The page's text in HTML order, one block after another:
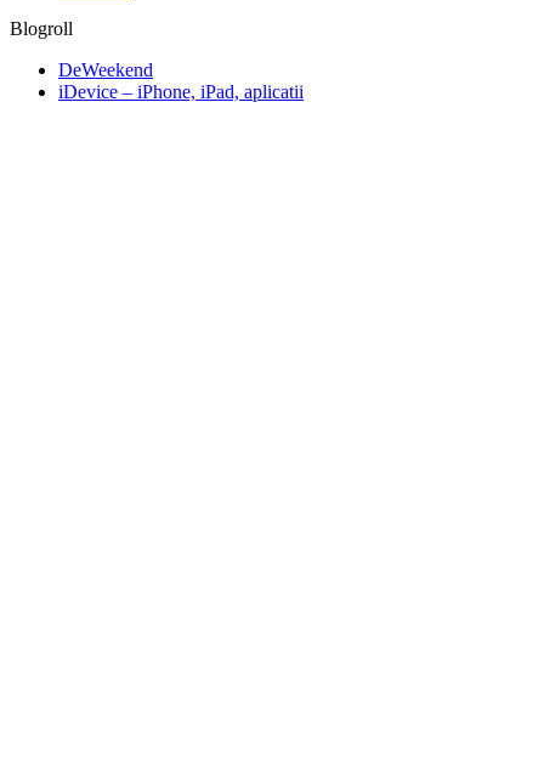
Blogroll
DeWeekend
iDevice – iPhone, iPad, aplicatii